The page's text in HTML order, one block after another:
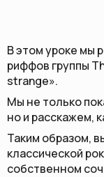
В этом уроке мы
риффов группы
strange».
Мы не только
но и расскажем,
Таким образом,
классической
собственном